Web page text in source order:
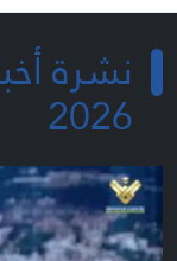
2026